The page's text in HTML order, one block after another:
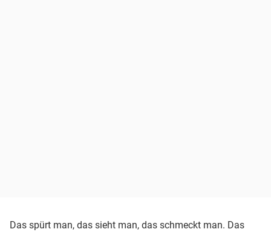
Das spürt man, das sieht man, das schmeckt man. Das